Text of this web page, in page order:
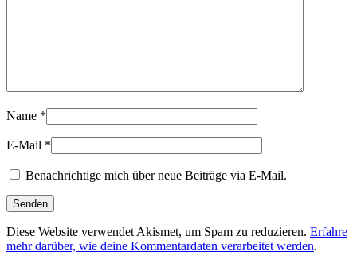
Name *
E-Mail *
Benachrichtige mich über neue Beiträge via E-Mail.
Diese Website verwendet Akismet, um Spam zu reduzieren. Erfahre
mehr darüber, wie deine Kommentardaten verarbeitet werden.